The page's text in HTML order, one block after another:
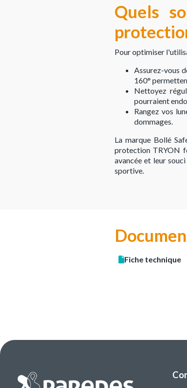
Quels
Pour optimiser
Assurez-vous
160°
Nettoyez
pourraient
Rangez vos
dommages.
La marque Bollé
protection TRYON
avancée et leur
sportive.
Fiche technique